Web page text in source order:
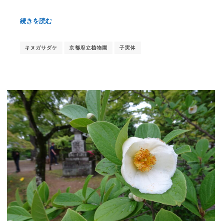
続きを読む
キヌガサダケ 京都府立植物園 子実体